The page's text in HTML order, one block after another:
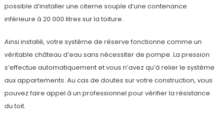
possible d’installer une citerne souple d’une contenance
inférieure à 20 000 litres sur la toiture.
Ainsi installé, votre système de réserve fonctionne comme un
véritable château d’eau sans nécessiter de pompe. La pression
s’effectue automatiquement et vous n’avez qu’à relier le système
aux appartements. Au cas de doutes sur votre construction, vous
pouvez faire appel à un professionnel pour vérifier la résistance
du toit.